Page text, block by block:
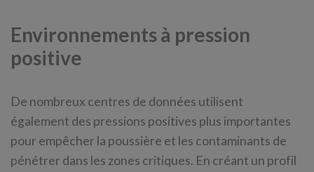
Environnements à pression
positive
De nombreux centres de données utilisent
également des pressions positives plus importantes
pour empêcher la poussière et les contaminants de
pénétrer dans les zones critiques. En créant un profil